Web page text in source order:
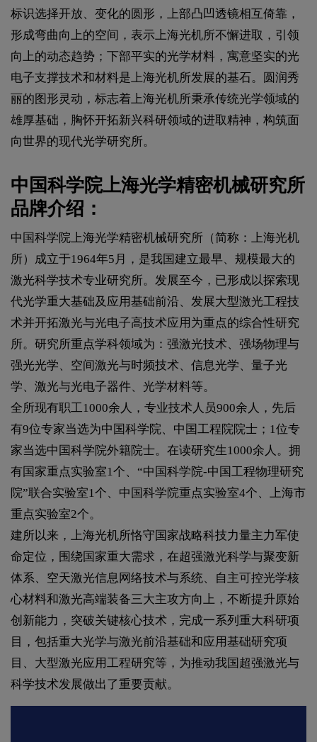
标识选择开放、变化的圆形，上部凸凹透镜相互倚靠，
形成弯曲向上的空间，表示上海光机所不懈进取，引领
向上的动态趋势；下部平实的光学材料，寓意坚实的光
电子支撑技术和材料是上海光机所发展的基石。圆润秀
丽的图形灵动，标志着上海光机所秉承传统光学领域的
雄厚基础，胸怀开拓新兴科研领域的进取精神，构筑面
向世界的现代光学研究所。
中国科学院上海光学精密机械研究所
品牌介绍：
中国科学院上海光学精密机械研究所（简称：上海光机
所）成立于1964年5月，是我国建立最早、规模最大的
激光科学技术专业研究所。发展至今，已形成以探索现
代光学重大基础及应用基础前沿、发展大型激光工程技
术并开拓激光与光电子高技术应用为重点的综合性研究
所。研究所重点学科领域为：强激光技术、强场物理与
强光光学、空间激光与时频技术、信息光学、量子光
学、激光与光电子器件、光学材料等。
全所现有职工1000余人，专业技术人员900余人，先后
有9位专家当选为中国科学院、中国工程院院士；1位专
家当选中国科学院外籍院士。在读研究生1000余人。拥
有国家重点实验室1个、“中国科学院-中国工程物理研究
院”联合实验室1个、中国科学院重点实验室4个、上海市
重点实验室2个。
建所以来，上海光机所恪守国家战略科技力量主力军使
命定位，围绕国家重大需求，在超强激光科学与聚变新
体系、空天激光信息网络技术与系统、自主可控光学核
心材料和激光高端装备三大主攻方向上，不断提升原始
创新能力，突破关键核心技术，完成一系列重大科研项
目，包括重大光学与激光前沿基础和应用基础研究项
目、大型激光应用工程研究等，为推动我国超强激光与
科学技术发展做出了重要贡献。